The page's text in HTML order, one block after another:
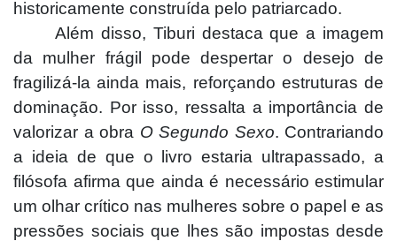
historicamente construída pelo patriarcado.
Além disso, Tiburi destaca que a imagem
da mulher frágil pode despertar o desejo de
fragilizá-la ainda mais, reforçando estruturas de
dominação. Por isso, ressalta a importância de
valorizar a obra O Segundo Sexo. Contrariando
a ideia de que o livro estaria ultrapassado, a
filósofa afirma que ainda é necessário estimular
um olhar crítico nas mulheres sobre o papel e as
pressões sociais que lhes são impostas desde